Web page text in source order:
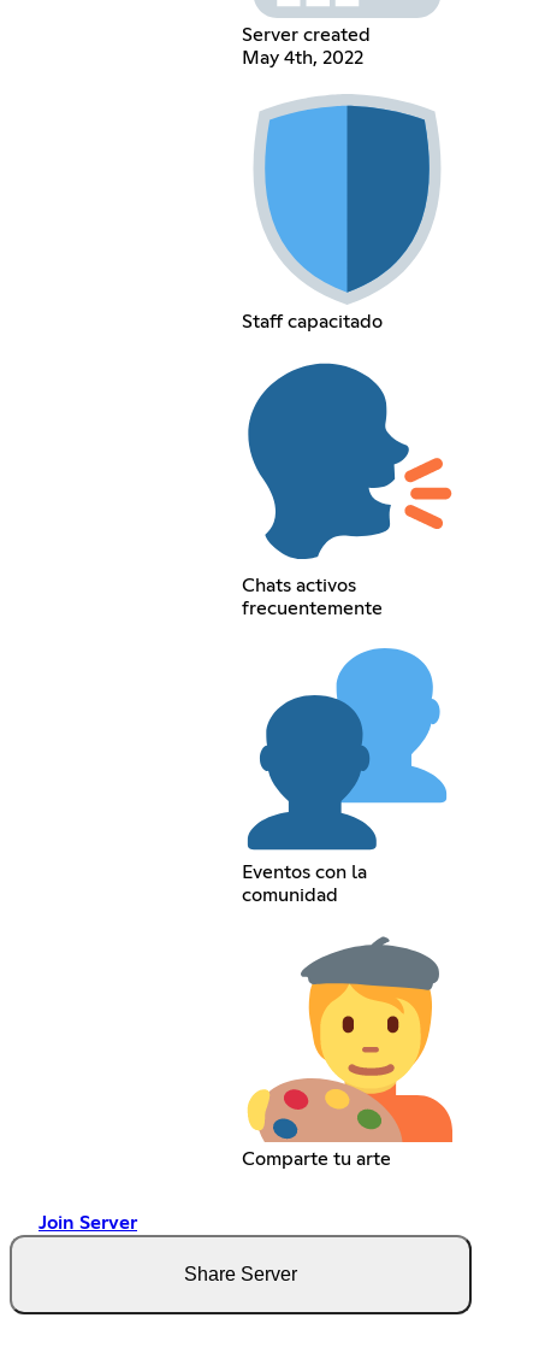
Server created
May 4th, 2022
Staff capacitado
Chats activos
frecuentemente
Eventos con la
comunidad
Comparte tu arte
Join Server
Share Server